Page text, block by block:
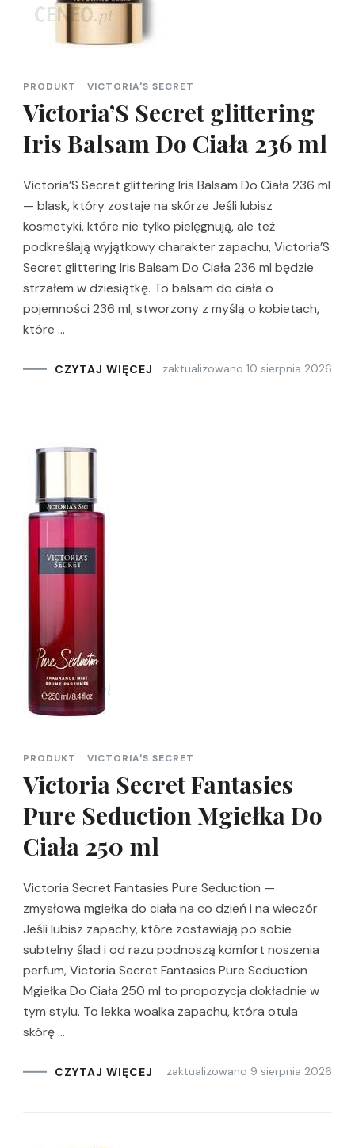
PRODUKT VICTORIA'S SECRET
Victoria’S Secret glittering
Iris Balsam Do Ciała 236 ml
Victoria’S Secret glittering Iris Balsam Do Ciała 236 ml
— blask, który zostaje na skórze Jeśli lubisz
kosmetyki, które nie tylko pielęgnują, ale też
podkreślają wyjątkowy charakter zapachu, Victoria’S
Secret glittering Iris Balsam Do Ciała 236 ml będzie
strzałem w dziesiątkę. To balsam do ciała o
pojemności 236 ml, stworzony z myślą o kobietach,
które …
CZYTAJ WIĘCEJ zaktualizowano 10 sierpnia 2026
PRODUKT VICTORIA'S SECRET
Victoria Secret Fantasies
Pure Seduction Mgiełka Do
Ciała 250 ml
Victoria Secret Fantasies Pure Seduction —
zmysłowa mgiełka do ciała na co dzień i na wieczór
Jeśli lubisz zapachy, które zostawiają po sobie
subtelny ślad i od razu podnoszą komfort noszenia
perfum, Victoria Secret Fantasies Pure Seduction
Mgiełka Do Ciała 250 ml to propozycja dokładnie w
tym stylu. To lekka woalka zapachu, która otula
skórę …
CZYTAJ WIĘCEJ zaktualizowano 9 sierpnia 2026